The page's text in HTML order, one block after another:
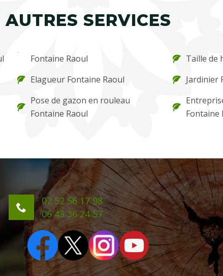
AUTRES SERVICES
Fontaine Raoul
Elagueur Fontaine Raoul
Pose de gazon en rouleau
Fontaine Raoul
Taille de
Jardinier
Fontaine
02 52 56 17 98
06 43 36 24 57